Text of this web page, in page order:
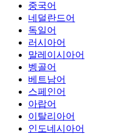
중국어
네덜란드어
독일어
러시아어
말레이시아어
벵골어
베트남어
스페인어
아랍어
이탈리아어
인도네시아어